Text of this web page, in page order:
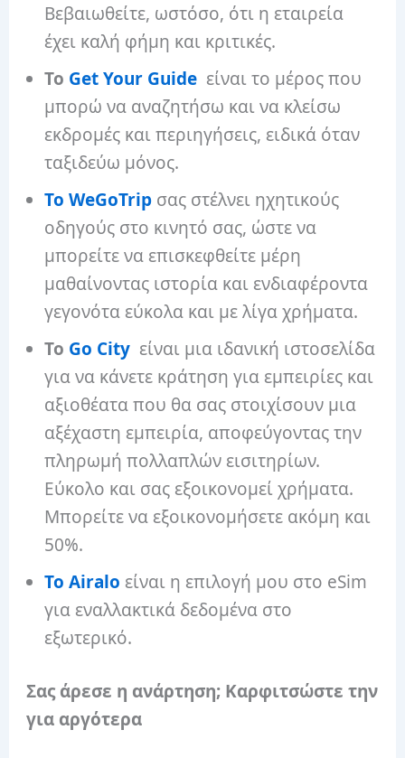
Βεβαιωθείτε, ωστόσο, ότι η εταιρεία
έχει καλή φήμη και κριτικές.
Το Get Your Guide είναι το μέρος που
μπορώ να αναζητήσω και να κλείσω
εκδρομές και περιηγήσεις, ειδικά όταν
ταξιδεύω μόνος.
Το WeGoTrip σας στέλνει ηχητικούς
οδηγούς στο κινητό σας, ώστε να
μπορείτε να επισκεφθείτε μέρη
μαθαίνοντας ιστορία και ενδιαφέροντα
γεγονότα εύκολα και με λίγα χρήματα.
Το Go City είναι μια ιδανική ιστοσελίδα
για να κάνετε κράτηση για εμπειρίες και
αξιοθέατα που θα σας στοιχίσουν μια
αξέχαστη εμπειρία, αποφεύγοντας την
πληρωμή πολλαπλών εισιτηρίων.
Εύκολο και σας εξοικονομεί χρήματα.
Μπορείτε να εξοικονομήσετε ακόμη και
50%.
Το Airalo είναι η επιλογή μου στο eSim
για εναλλακτικά δεδομένα στο
εξωτερικό.
Σας άρεσε η ανάρτηση; Καρφιτσώστε την
για αργότερα